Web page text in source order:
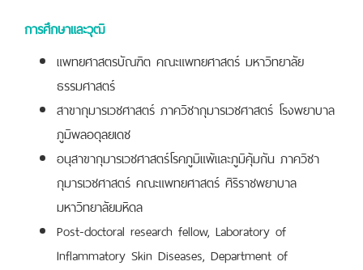
การศึกษาและวุฒิ
แพทยศาสตรบัณฑิต คณะแพทยศาสตร์ มหาวิทยาลัย
ธรรมศาสตร์
สาขากุมารเวชศาสตร์ ภาควิชากุมารเวชศาสตร์ โรงพยาบาล
ภูมิพลอดุลยเดช
อนุสาขากุมารเวชศาสตร์โรคภูมิแพ้และภูมิคุ้มกัน ภาควิชา
กุมารเวชศาสตร์ คณะแพทยศาสตร์ ศิริราชพยาบาล
มหาวิทยาลัยมหิดล
Post-doctoral research fellow, Laboratory of
Inflammatory Skin Diseases, Department of